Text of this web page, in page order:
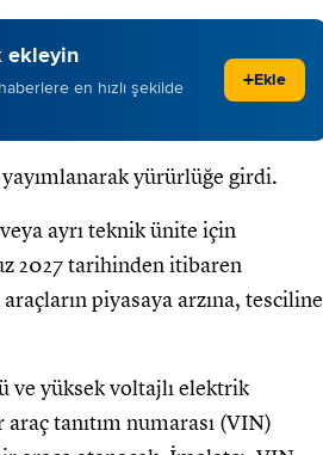
ekleyin
en hızlı şekilde
+Ekle
yürürlüğe girdi.
ayrı teknik ünite için
2027 tarihinden itibaren
piyasaya arzına, tesciline
ve yüksek voltajlı elektrik
tanıtım numarası (VIN)